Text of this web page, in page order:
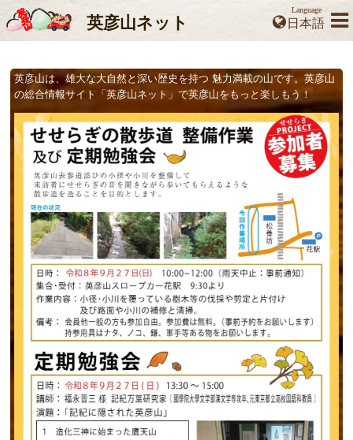
英彦山ネット
Language
英彦山は、雄大な大自然と深い歴史を持つ 魅力満載の山です。英彦山
の総合情報サイト「英彦山ネット」で英彦山をもっと楽しもう！